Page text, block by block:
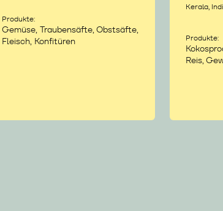
Produkte:
Gemüse, Traubensäfte, Obstsäfte,
Fleisch, Konfitüren
Kerala,
Produkte:
Reis,